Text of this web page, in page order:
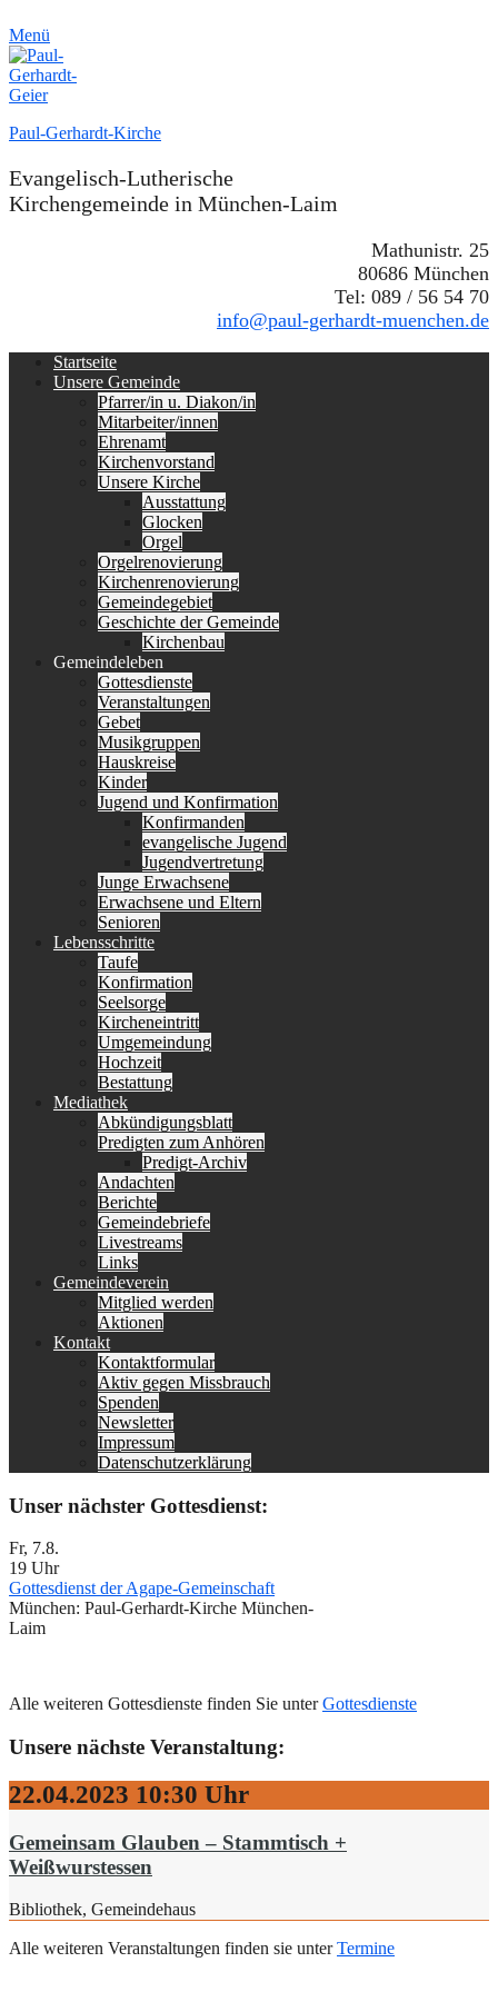
Menü
Paul-Gerhardt-Kirche
Evangelisch-Lutherische
Kirchengemeinde in München-Laim
Mathunistr. 25
80686 München
Tel: 089 / 56 54 70
info@paul-gerhardt-muenchen.de
Erstes
Menü
Startseite
Unsere Gemeinde
Pfarrer/in u. Diakon/in
Mitarbeiter/innen
Ehrenamt
Kirchenvorstand
Unsere Kirche
Ausstattung
Glocken
Orgel
Orgelrenovierung
Kirchenrenovierung
Gemeindegebiet
Geschichte der Gemeinde
Kirchenbau
Gemeindeleben
Gottesdienste
Veranstaltungen
Gebet
Musikgruppen
Hauskreise
Kinder
Jugend und Konfirmation
Konfirmanden
evangelische Jugend
Jugendvertretung
Junge Erwachsene
Erwachsene und Eltern
Senioren
Lebensschritte
Taufe
Konfirmation
Seelsorge
Kircheneintritt
Umgemeindung
Hochzeit
Bestattung
Mediathek
Abkündigungsblatt
Predigten zum Anhören
Predigt-Archiv
Andachten
Berichte
Gemeindebriefe
Livestreams
Links
Gemeindeverein
Mitglied werden
Aktionen
Kontakt
Kontaktformular
Aktiv gegen Missbrauch
Spenden
Newsletter
Impressum
Datenschutzerklärung
Unser nächster Gottesdienst:
Fr, 7.8.
19 Uhr
Gottesdienst der Agape-Gemeinschaft
München: Paul-Gerhardt-Kirche München-
Laim
Alle weiteren Gottesdienste finden Sie unterGottesdienste
Unsere nächste Veranstaltung:
22.04.2023 10:30 Uhr
Gemeinsam Glauben – Stammtisch +
Weißwurstessen
Bibliothek, Gemeindehaus
Alle weiteren Veranstaltungen finden sie unterTermine